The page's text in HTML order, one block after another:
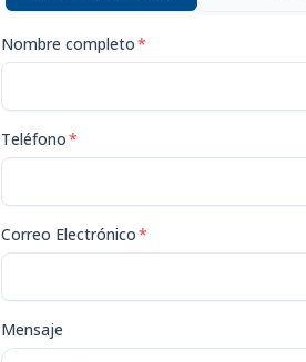
Nombre completo*
Teléfono*
Correo Electrónico*
Mensaje